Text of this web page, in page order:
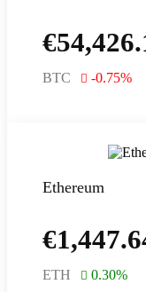
€
BTC -0.75%
Ethereum
€
ETH 0.30%